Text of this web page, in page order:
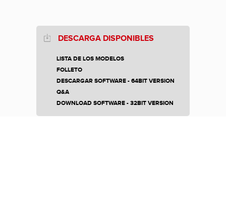
DESCARGA DISPONIBLES
LISTA DE LOS MODELOS
FOLLETO
DESCARGAR SOFTWARE - 64BIT VERSION
Q&A
DOWNLOAD SOFTWARE - 32BIT VERSION